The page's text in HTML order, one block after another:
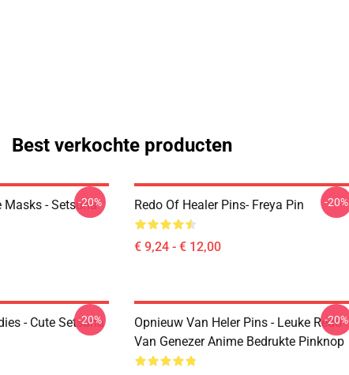
Best verkochte producten
Masks - Setsuna
-20% Redo Of Healer Pins- Freya Pin
€ 9,24 - € 12,00
-20%
- Cute Setsuna
-20%
Opnieuw Van Heler Pins - Leuke Redo
Van Genezer Anime Bedrukte Pinknop
-20%